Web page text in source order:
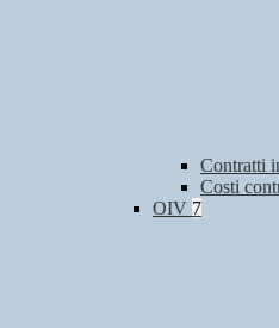
Contratti
Costi
OIV 7